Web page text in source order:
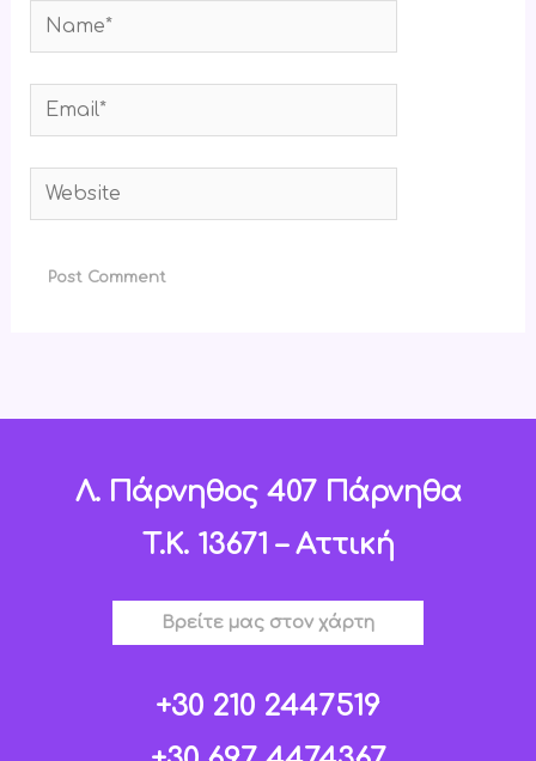
Name*
Email*
Website
Λ. Πάρνηθος 407 Πάρνηθα
T.K. 13671 – Αττική
Βρείτε μας στον χάρτη
+30 210 2447519